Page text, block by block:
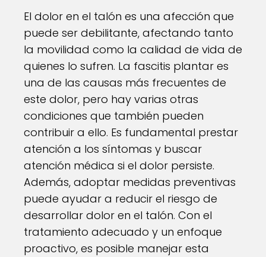
El dolor en el talón es una afección que
puede ser debilitante, afectando tanto
la movilidad como la calidad de vida de
quienes lo sufren. La fascitis plantar es
una de las causas más frecuentes de
este dolor, pero hay varias otras
condiciones que también pueden
contribuir a ello. Es fundamental prestar
atención a los síntomas y buscar
atención médica si el dolor persiste.
Además, adoptar medidas preventivas
puede ayudar a reducir el riesgo de
desarrollar dolor en el talón. Con el
tratamiento adecuado y un enfoque
proactivo, es posible manejar esta